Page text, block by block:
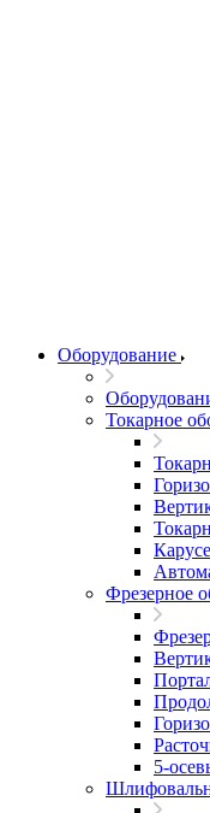
Оборудование
Токарное
Фрезерное
5-